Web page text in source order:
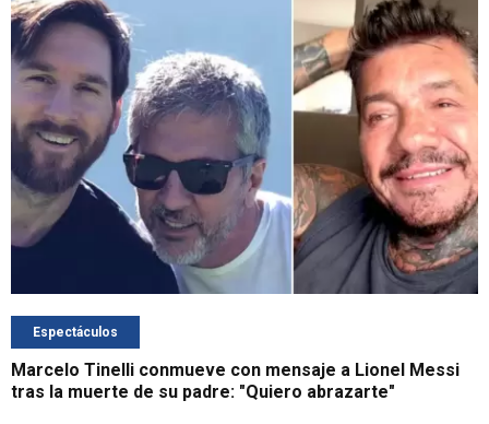
Espectáculos
Marcelo Tinelli conmueve con mensaje a Lionel Messi
tras la muerte de su padre: "Quiero abrazarte"